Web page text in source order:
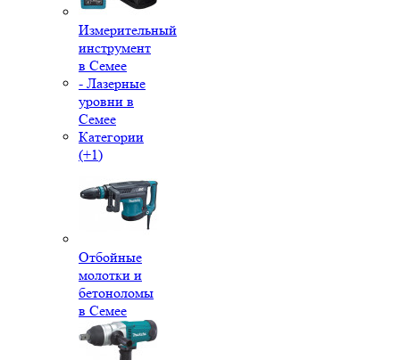
Измерительный
инструмент
в Семее
- Лазерные
уровни в
Семее
Категории
(+1)
Отбойные
молотки и
бетоноломы
в Семее